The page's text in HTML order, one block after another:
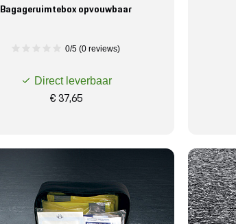
Bagageruimtebox opvouwbaar
0/5 (0 reviews)
Direct leverbaar
€ 37,65